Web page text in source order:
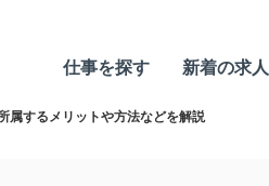
仕事を探す 新着の求人
属するメリットや方法などを解説